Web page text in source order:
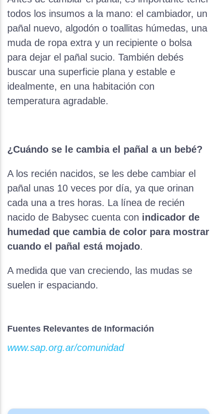
todos los insumos a la mano: el cambiador, un
pañal nuevo, algodón o toallitas húmedas, una
muda de ropa extra y un recipiente o bolsa
para dejar el pañal sucio. También debés
buscar una superficie plana y estable e
idealmente, en una habitación con
temperatura agradable.
¿Cuándo se le cambia el pañal a un bebé?
A los recién nacidos, se les debe cambiar el
pañal unas 10 veces por día, ya que orinan
cada una a tres horas. La línea de recién
nacido de Babysec cuenta con indicador de
humedad que cambia de color para mostrar
cuando el pañal está mojado.
A medida que van creciendo, las mudas se
suelen ir espaciando.
Fuentes Relevantes de Información
www.sap.org.ar/comunidad